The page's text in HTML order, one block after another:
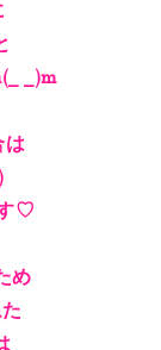
_)m
は
♡
め